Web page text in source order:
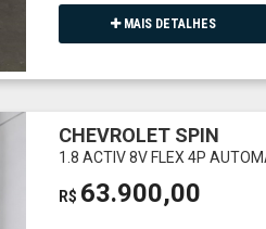
MAIS DETALHES
CHEVROLET SPIN
1.8 ACTIV 8V FLEX 4P
R$ 63.900,00